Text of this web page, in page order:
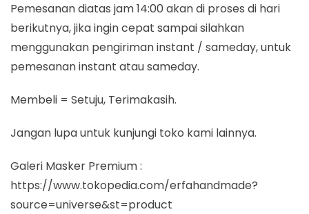
Pemesanan diatas jam 14:00 akan di proses di hari
berikutnya, jika ingin cepat sampai silahkan
menggunakan pengiriman instant / sameday, untuk
pemesanan instant atau sameday.
Membeli = Setuju, Terimakasih.
Jangan lupa untuk kunjungi toko kami lainnya.
Galeri Masker Premium :
https://www.tokopedia.com/erfahandmade?
source=universe&st=product